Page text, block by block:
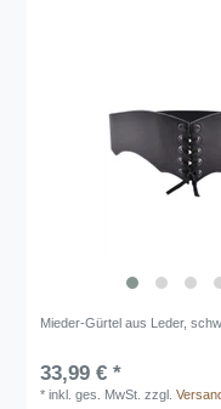
Mieder-Gürtel aus Leder,
33,99 € *
*inkl. ges. MwSt. zzgl.